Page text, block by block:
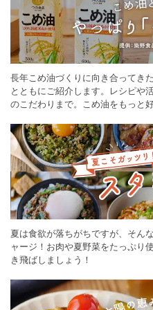
長年こめ油づくりに向き合ってき
とともにご紹介します。レシピや
のこだわりまで。こめ油をもっと
夏は食欲が落ちがちですが、そん
ャージ！お肉や夏野菜をたっぷり
き飛ばしましょう！